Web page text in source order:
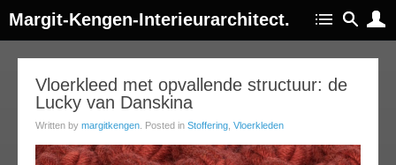
Margit-Kengen-Interieurarchitect.
Vloerkleed met opvallende structuur: de
Lucky van Danskina
Written by margitkengen . Posted in Stoffering Vloerkleden